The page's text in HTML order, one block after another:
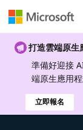
打造雲端原生
準備好迎接
端原生應用程
立即報名